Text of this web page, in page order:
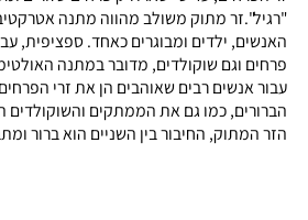
"רגיל".זר מתוק משולב מהווה מתנה
האנשים, ילדים ומבוגרים כאחד. ספציפית,
פרחים וגם שוקולדים, מדובר במתנה
עבור אנשים רבים שאוהבים הן את זרי
הברורים, כמו גם את הממתקים
הזר המתוק, החיבור בין השניים הוא ברור